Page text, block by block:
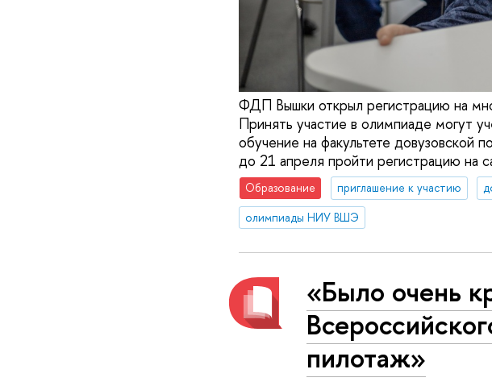
ФДП Вышки открыл регистрацию на
Принять участие в олимпиаде могут
обучение на факультете довузовской
до 21 апреля пройти регистрацию на
Образование приглашение к участию
олимпиады НИУ ВШЭ
«Было очень
пилотаж»